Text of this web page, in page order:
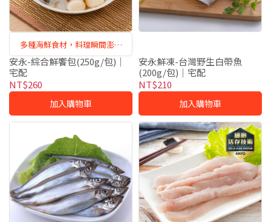
多種海鮮食材，料理瞬間澎湃
感！
安永-綜合鮮饗包(250g/包)｜
宅配
NT$260
加入購物車
安永鮮凍-台灣野生白帶魚
(200g/包)｜宅配
NT$210
加入購物車